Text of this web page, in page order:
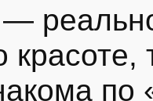
—
по